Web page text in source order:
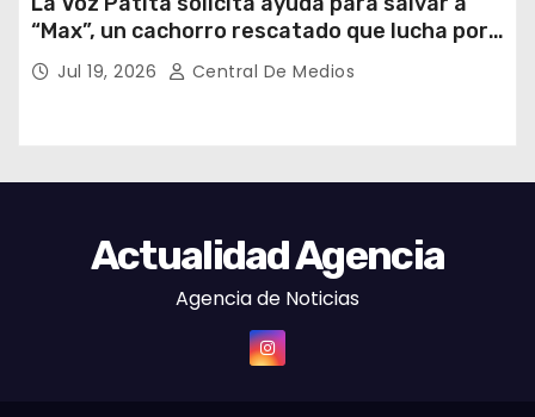
“Max”, un cachorro rescatado que lucha por
su vida
Jul 19, 2026 Central De Medios
Actualidad Agencia
Agencia de Noticias